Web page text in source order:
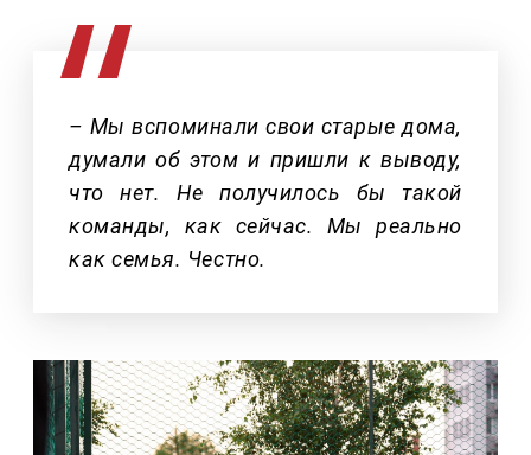
– Мы вспоминали свои старые дома,
думали об этом и пришли к выводу,
что нет. Не получилось бы такой
команды, как сейчас. Мы реально
как семья. Честно.